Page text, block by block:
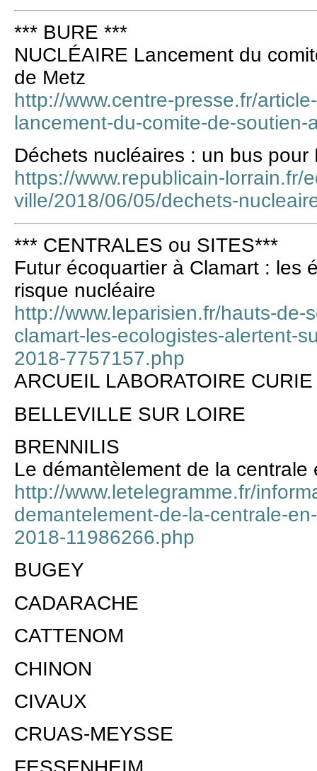
*** BURE ***
NUCLÉAIRE Lancement du
de Metz
http://www.centre-presse.fr/
lancement-du-comite-de-soutien-
Déchets nucléaires : un bus pour
https://www.republicain-lorrain.fr/
ville/2018/06/05/dechets-
*** CENTRALES ou SITES***
Futur écoquartier à Clamart : les
risque nucléaire
http://www.leparisien.fr/hauts-
clamart-les-ecologistes-alertent-
2018-7757157.php
ARCUEIL LABORATOIRE CURIE
BELLEVILLE SUR LOIRE
BRENNILIS
Le démantèlement de la
http://www.letelegramme.fr/
demantelement-de-la-centrale-
2018-11986266.php
BUGEY
CADARACHE
CATTENOM
CHINON
CIVAUX
CRUAS-MEYSSE